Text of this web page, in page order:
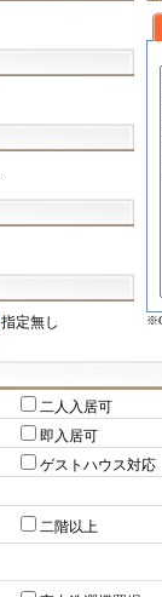
指定無し
二人入居可
即入居可
ゲストハウス対応
二階以上